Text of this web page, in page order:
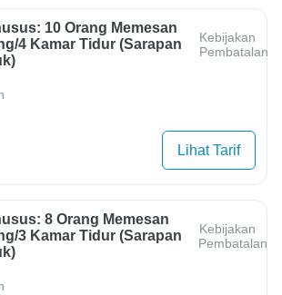
10 Orang Memesan
4 Kamar Tidur (sarapan
Kebijakan
Pembatalan
Lihat Tarif
8 Orang Memesan
3 Kamar Tidur (sarapan
Kebijakan
Pembatalan